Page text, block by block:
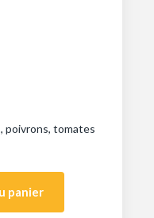
poivrons, tomates
panier